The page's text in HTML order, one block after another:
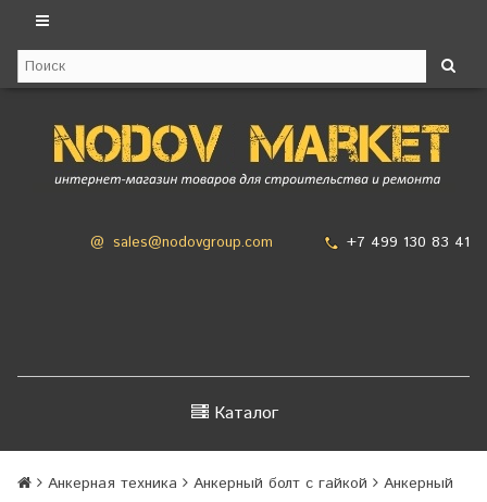
@ sales@nodovgroup.com +7 499 130 83 41
Каталог
Анкерная техника Анкерный болт с гайкой
Анкерный